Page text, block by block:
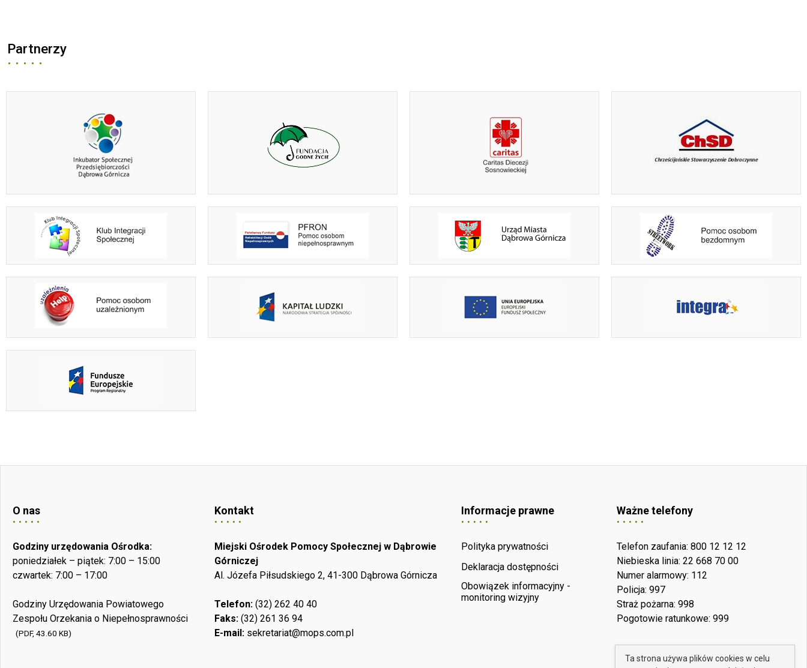
Partnerzy
O nas
Godziny urzędowania Ośrodka:
poniedziałek – piątek: 7:00 – 15:00
czwartek: 7:00 – 17:00
Godziny Urzędowania Powiatowego
Zespołu Orzekania o Niepełnosprawności
(PDF, 43.60 KB)
Kontakt
Miejski Ośrodek Pomocy Społecznej w Dąbrowie
Górniczej
Al. Józefa Piłsudskiego 2, 41-300 Dąbrowa Górnicza
Telefon:(32) 262 40 40
Faks:(32) 261 36 94
E-mail:sekretariat@mops.com.pl
Informacje prawne
Polityka prywatności
Deklaracja dostępności
Obowiązek informacyjny -
monitoring wizyjny
Ważne telefony
Telefon zaufania: 800 12 12 12
Niebieska linia: 22 668 70 00
Numer alarmowy: 112
Policja: 997
Straż pożarna: 998
Pogotowie ratunkowe: 999
Ta strona używa plików cookies w celu